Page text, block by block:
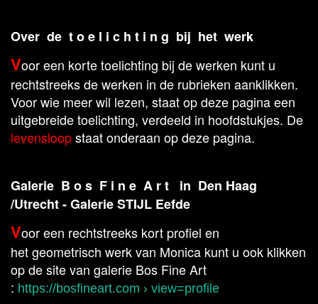
Over de t o e l i c h t i n g bij het werk
Voor een korte toelichting bij de werken kunt u
rechtstreeks de werken in de rubrieken aanklikken.
Voor wie meer wil lezen, staat op deze pagina een
uitgebreide toelichting, verdeeld in hoofdstukjes. De
levensloopstaat onderaan op deze pagina.
Galerie B o s F i n e A r t in Den Haag
/Utrecht - Galerie STIJL Eefde
Voor een rechtstreeks kort profiel en
het geometrisch werk van Monica kunt u ook klikken
op de site van galerie Bos Fine Art
: https://bosfineart.com › view=profile